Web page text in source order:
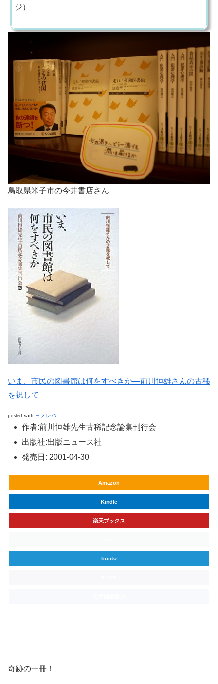
ジ）
鳥取県米子市の今井書店さん
いま、市民の図書館は何をすべきか―前川恒雄さんの古稀
を祝して
posted with ヨメレバ
作者:前川恒雄先生古稀記念論集刊行会
出版社:出版ニュース社
発売日: 2001-04-30
Amazon
Kindle
楽天ブックス
honto
奇跡の一冊！